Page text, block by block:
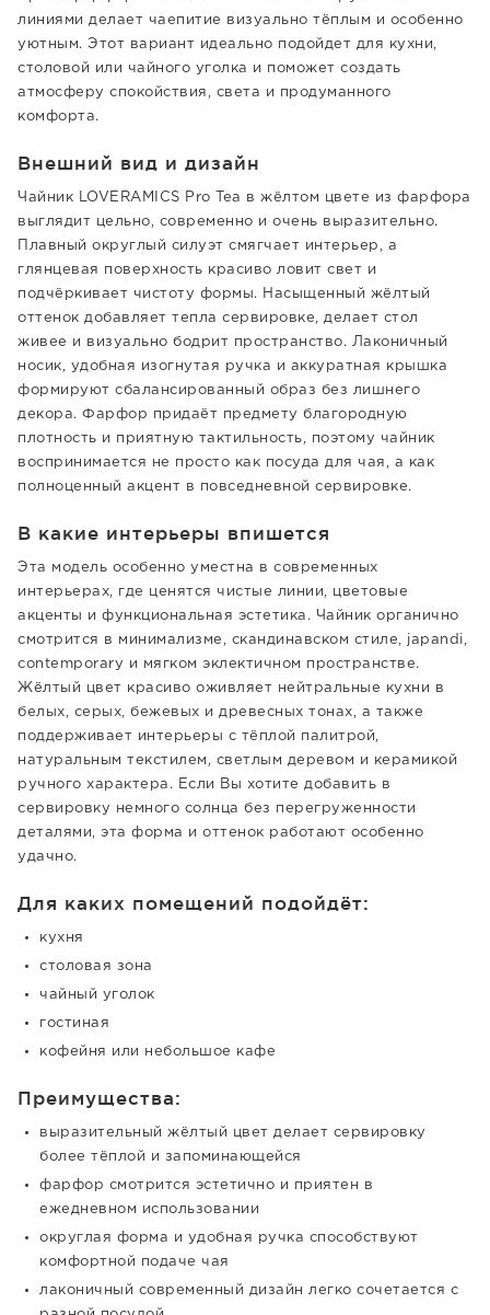
линиями делает чаепитие визуально тёплым и особенно
уютным. Этот вариант идеально подойдет для кухни,
столовой или чайного уголка и поможет создать
атмосферу спокойствия, света и продуманного
комфорта.
Внешний вид и дизайн
Чайник LOVERAMICS Pro Tea в жёлтом цвете из фарфора
выглядит цельно, современно и очень выразительно.
Плавный округлый силуэт смягчает интерьер, а
глянцевая поверхность красиво ловит свет и
подчёркивает чистоту формы. Насыщенный жёлтый
оттенок добавляет тепла сервировке, делает стол
живее и визуально бодрит пространство. Лаконичный
носик, удобная изогнутая ручка и аккуратная крышка
формируют сбалансированный образ без лишнего
декора. Фарфор придаёт предмету благородную
плотность и приятную тактильность, поэтому чайник
воспринимается не просто как посуда для чая, а как
полноценный акцент в повседневной сервировке.
В какие интерьеры впишется
Эта модель особенно уместна в современных
интерьерах, где ценятся чистые линии, цветовые
акценты и функциональная эстетика. Чайник органично
смотрится в минимализме, скандинавском стиле, japandi,
contemporary и мягком эклектичном пространстве.
Жёлтый цвет красиво оживляет нейтральные кухни в
белых, серых, бежевых и древесных тонах, а также
поддерживает интерьеры с тёплой палитрой,
натуральным текстилем, светлым деревом и керамикой
ручного характера. Если Вы хотите добавить в
сервировку немного солнца без перегруженности
деталями, эта форма и оттенок работают особенно
удачно.
Для каких помещений подойдёт:
кухня
столовая зона
чайный уголок
гостиная
кофейня или небольшое кафе
Преимущества:
выразительный жёлтый цвет делает сервировку
более тёплой и запоминающейся
фарфор смотрится эстетично и приятен в
ежедневном использовании
округлая форма и удобная ручка способствуют
комфортной подаче чая
лаконичный современный дизайн легко сочетается с